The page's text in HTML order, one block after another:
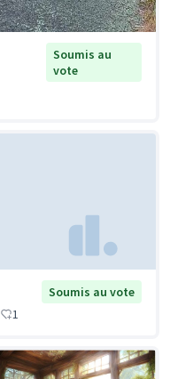
Soumis au
vote
Soumis au vote
1